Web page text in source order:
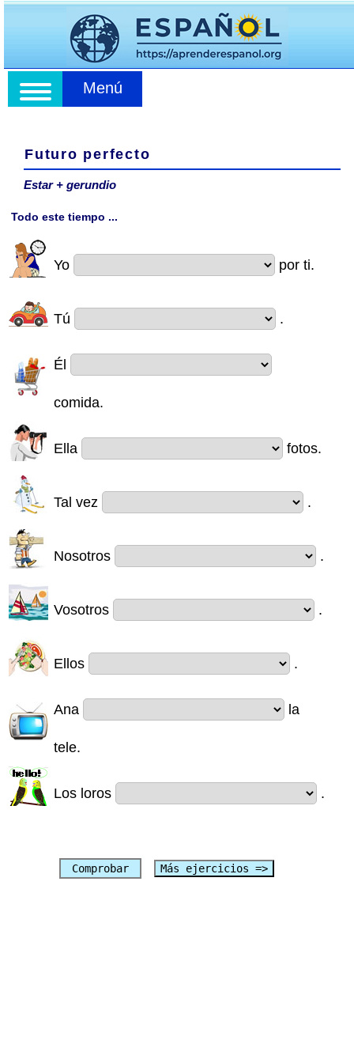
Menú
Futuro perfecto
Estar + gerundio
Todo este tiempo ...
Yo por ti.
Tú .
Él
comida.
Ella fotos.
Tal vez .
Nosotros .
Vosotros .
Ellos .
Ana la
tele.
Los loros .
Comprobar Más ejercicios =>